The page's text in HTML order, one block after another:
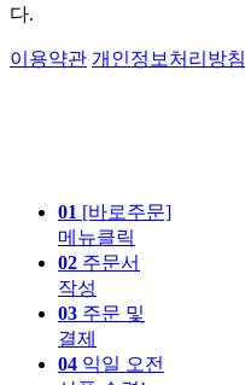
다.
이용약관 개인정보처리방침
01 [바로주문]
메뉴클릭
02 주문서
작성
03 주문 및
결제
04 익일 오전